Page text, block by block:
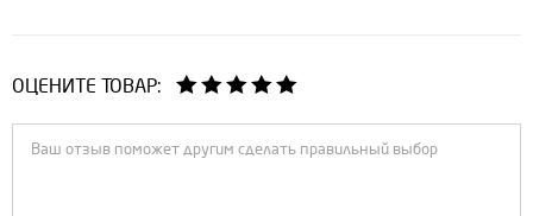
ОЦЕНИТЕ ТОВАР: